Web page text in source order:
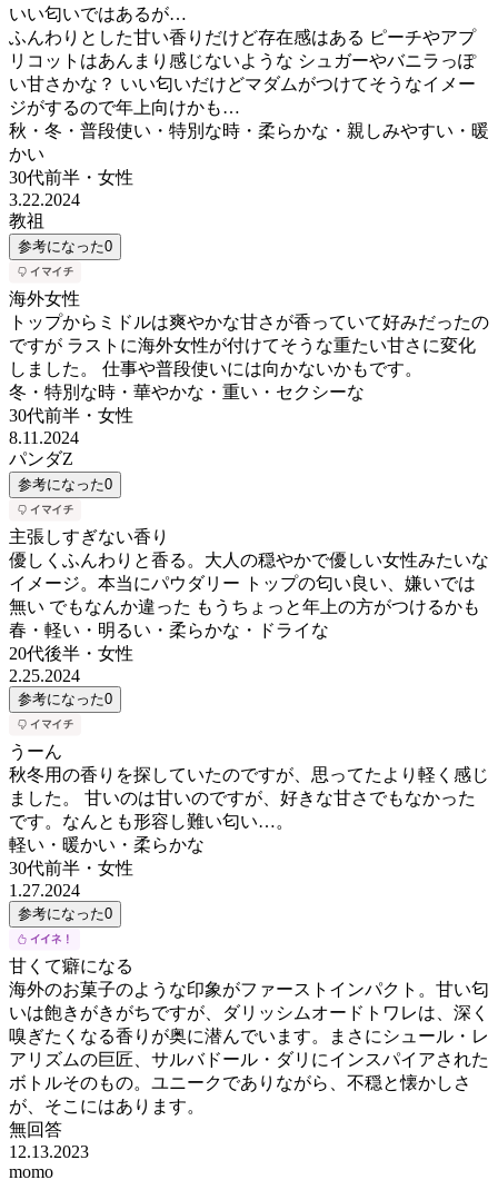
いい匂いではあるが…
ふんわりとした甘い香りだけど存在感はある ピーチやアプ
リコットはあんまり感じないような シュガーやバニラっぽ
い甘さかな？ いい匂いだけどマダムがつけてそうなイメー
ジがするので年上向けかも…
秋・冬・普段使い・特別な時・柔らかな・親しみやすい・暖
かい
30代前半 ・ 女性
3.22.2024
教祖
参考になった0
海外女性
トップからミドルは爽やかな甘さが香っていて好みだったの
ですが ラストに海外女性が付けてそうな重たい甘さに変化
しました。 仕事や普段使いには向かないかもです。
冬・特別な時・華やかな・重い・セクシーな
30代前半 ・ 女性
8.11.2024
パンダZ
参考になった0
主張しすぎない香り
優しくふんわりと香る。大人の穏やかで優しい女性みたいな
イメージ。本当にパウダリー トップの匂い良い、嫌いでは
無い でもなんか違った もうちょっと年上の方がつけるかも
春・軽い・明るい・柔らかな・ドライな
20代後半 ・ 女性
2.25.2024
参考になった0
うーん
秋冬用の香りを探していたのですが、思ってたより軽く感じ
ました。 甘いのは甘いのですが、好きな甘さでもなかった
です。なんとも形容し難い匂い…。
軽い・暖かい・柔らかな
30代前半 ・ 女性
1.27.2024
参考になった0
甘くて癖になる
海外のお菓子のような印象がファーストインパクト。甘い匂
いは飽きがきがちですが、ダリッシムオードトワレは、深く
嗅ぎたくなる香りが奥に潜んでいます。まさにシュール・レ
アリズムの巨匠、サルバドール・ダリにインスパイアされた
ボトルそのもの。ユニークでありながら、不穏と懐かしさ
が、そこにはあります。
無回答
12.13.2023
momo